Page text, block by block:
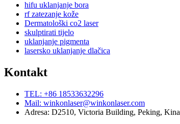
hifu uklanjanje bora
rf zatezanje kože
Dermatološki co2 laser
skulptirati tijelo
uklanjanje pigmenta
lasersko uklanjanje dlačica
Kontakt
TEL: +86 18533632296
Mail: winkonlaser@winkonlaser.com
Adresa: D2510, Victoria Building, Peking, Kina